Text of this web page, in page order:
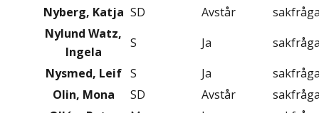
Nyberg, Katja SD Avstår
Nylund Watz,
Ingela
S Ja
Nysmed, Leif S Ja
Olin, Mona
SD Avstår